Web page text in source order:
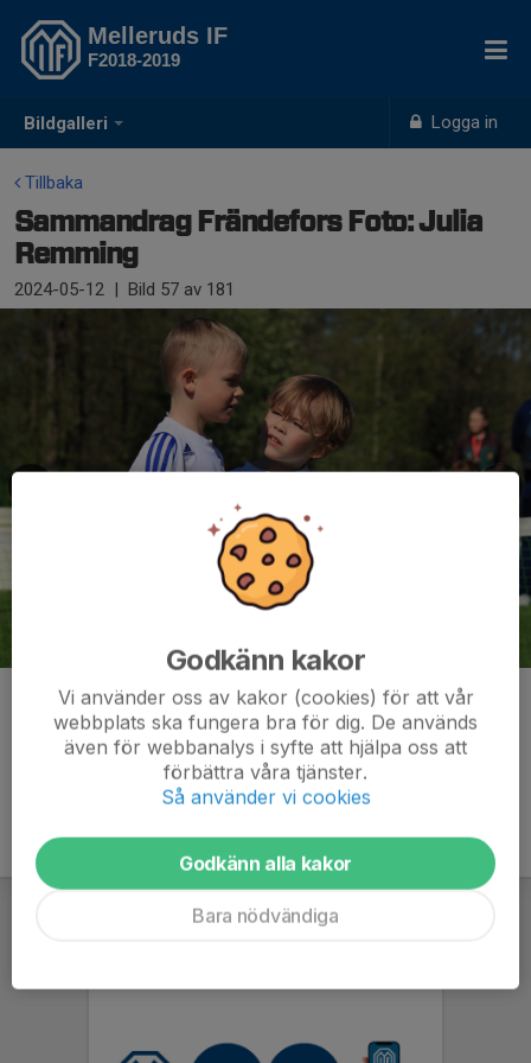
Bildgalleri Logga in
Melleruds IF
F2018-2019
Tillbaka
Sammandrag Frändefors Foto: Julia
Remming
2024-05-12 | Bild 57 av 181
Kommentarer
Godkänn kakor
Vi använder oss av kakor (cookies) för att vår
webbplats ska fungera bra för dig. De används
även för webbanalys i syfte att hjälpa oss att
förbättra våra tjänster.
Så använder vi cookies
Godkänn alla kakor
Bara nödvändiga